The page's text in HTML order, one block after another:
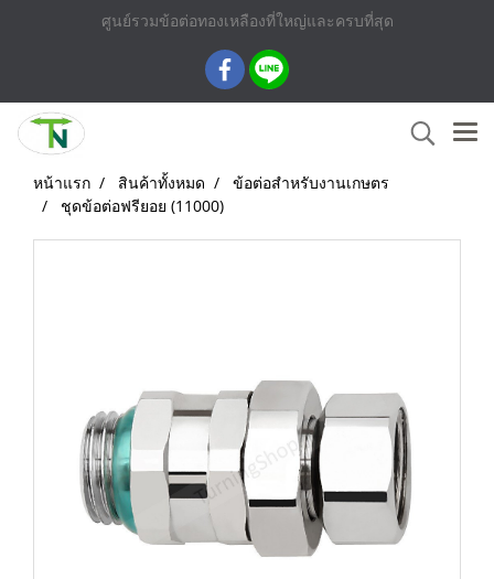
ศูนย์รวมข้อต่อทองเหลืองที่ใหญ่และครบที่สุด
หน้าแรก สินค้าทั้งหมด
ข้อต่อสำหรับงานเกษตร
ชุดข้อต่อฟรียอย (11000)